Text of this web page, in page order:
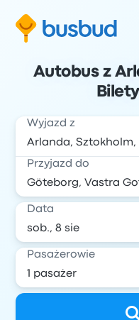
Autobus z
Wyjazd z
Przyjazd do
Data
Pasażerowie